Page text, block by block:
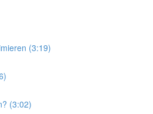
(3:19)
(3:02)